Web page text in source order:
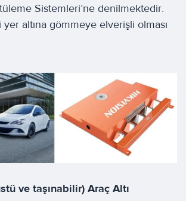
Sistemleri’ne denilmektedir.
altına gömmeye elverişli olması
ve taşınabilir) Araç Altı